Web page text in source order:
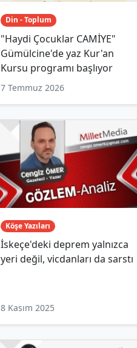
Din - Toplum
"Haydi Çocuklar CAMİYE"
Gümülcine'de yaz Kur'an
Kursu programı başlıyor
7 Temmuz 2026
Köşe Yazıları
İskeçe'deki deprem yalnızca
yeri değil, vicdanları da sarstı
8 Kasım 2025